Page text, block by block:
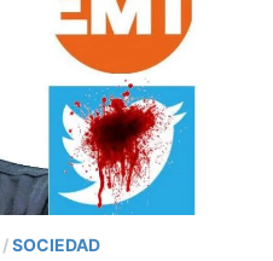
/SOCIEDAD